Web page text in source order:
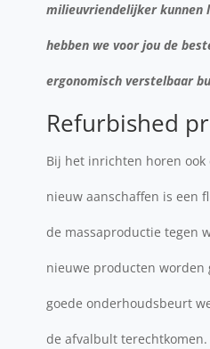
milieuvriendelijker kunnen
hebben we voor jou de
ergonomisch verstelbaar
Refurbished
Bij het inrichten horen ook
nieuw aanschaffen is een
de massaproductie tegen
nieuwe producten worden
goede onderhoudsbeurt
de afvalbult terechtkomen.